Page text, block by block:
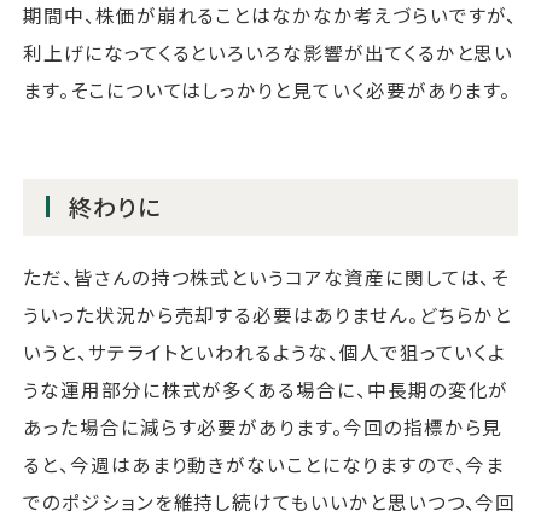
期間中、株価が崩れることはなかなか考えづらいですが、
利上げになってくるといろいろな影響が出てくるかと思い
ます。そこについてはしっかりと見ていく必要があります。
終わりに
ただ、皆さんの持つ株式というコアな資産に関しては、そ
ういった状況から売却する必要はありません。どちらかと
いうと、サテライトといわれるような、個人で狙っていくよ
うな運用部分に株式が多くある場合に、中長期の変化が
あった場合に減らす必要があります。今回の指標から見
ると、今週はあまり動きがないことになりますので、今ま
でのポジションを維持し続けてもいいかと思いつつ、今回